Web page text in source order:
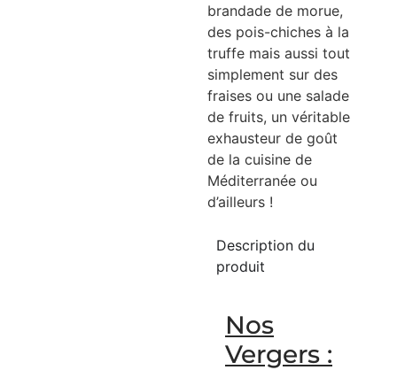
brandade de morue,
des pois-chiches à la
truffe mais aussi tout
simplement sur des
fraises ou une salade
de fruits, un véritable
exhausteur de goût
de la cuisine de
Méditerranée ou
d’ailleurs !
Description du
produit
Nos
Vergers :